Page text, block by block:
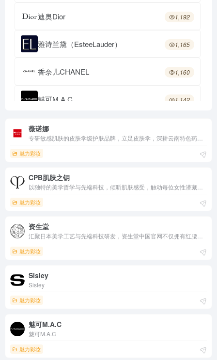
迪奥Dior 1,192
雅诗兰黛（EsteeLauder） 1,165
香奈儿CHANEL 1,160
魅可M.A.C 1,142
CPB肌肤之钥
薇诺娜
魅力彩妆
CPB肌肤之钥
魅力彩妆
资生堂
魅力彩妆
Sisley
Sisley
魅力彩妆
魅可M.A.C
魅可M.A.C
魅力彩妆